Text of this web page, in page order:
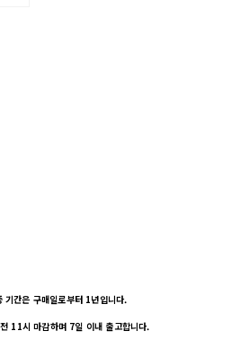
기간은 구매일로부터 1년입니다.
11시 마감하며 7일 이내 출고합니다.